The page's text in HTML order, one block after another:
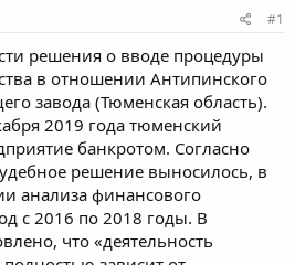
#1
решения о вводе процедуры
в отношении Антипинского
завода (Тюменская область).
2019 года тюменский
банкротом. Согласно
решение выносилось, в
анализа финансового
с 2016 по 2018 годы. В
что «деятельность